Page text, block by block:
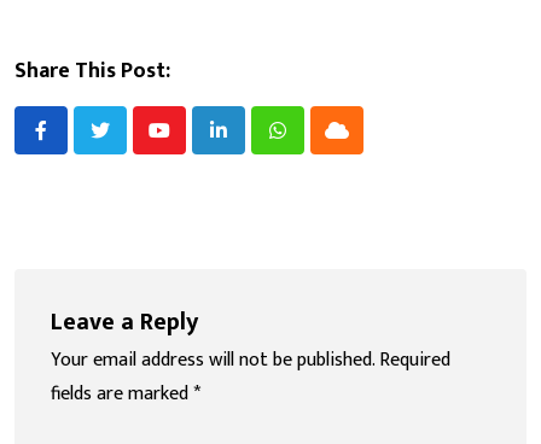
Share This Post:
YoutubeLinkedInWhatsappCloud
Leave a Reply
Your email address will not be published.Required
fields are marked*